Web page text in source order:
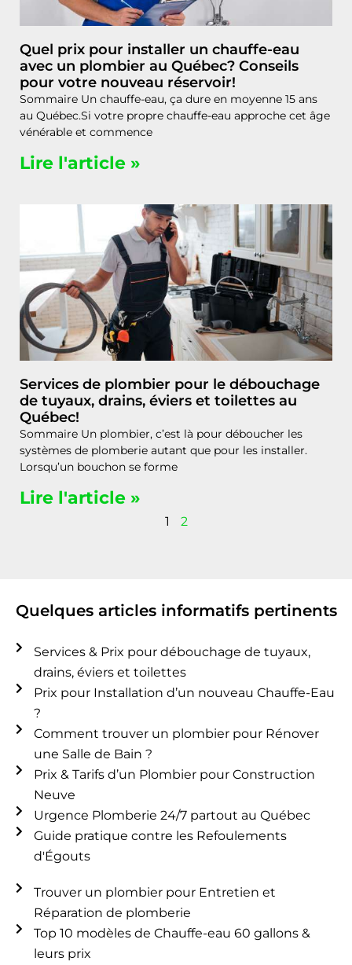
Quel prix pour installer un chauffe-eau
avec un plombier au Québec? Conseils
pour votre nouveau réservoir!
Sommaire Un chauffe-eau, ça dure en moyenne 15 ans
au Québec.Si votre propre chauffe-eau approche cet âge
vénérable et commence
Lire l'article »
Services de plombier pour le débouchage
de tuyaux, drains, éviers et toilettes au
Québec!
Sommaire Un plombier, c’est là pour déboucher les
systèmes de plomberie autant que pour les installer.
Lorsqu’un bouchon se forme
Lire l'article »
1 2
Quelques articles informatifs pertinents
Services & Prix pour débouchage de tuyaux,
drains, éviers et toilettes
Prix pour Installation d’un nouveau Chauffe-Eau
?
Comment trouver un plombier pour Rénover
une Salle de Bain ?
Prix & Tarifs d’un Plombier pour Construction
Neuve
Urgence Plomberie 24/7 partout au Québec
Guide pratique contre les Refoulements
d'Égouts
Trouver un plombier pour Entretien et
Réparation de plomberie
Top 10 modèles de Chauffe-eau 60 gallons &
leurs prix